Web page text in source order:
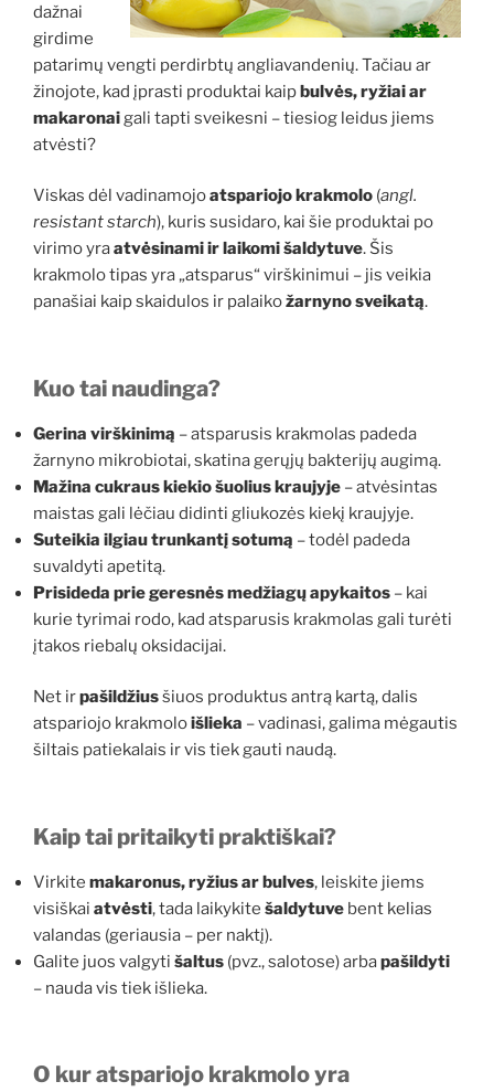
dažnai
girdime
patarimų vengti perdirbtų angliavandenių. Tačiau ar
žinojote, kad įprasti produktai kaipbulvės, ryžiai ar
makaronaigali tapti sveikesni – tiesiog leidus jiems
atvėsti?
Viskas dėl vadinamojoatspariojo krakmolo (angl.
resistant starch), kuris susidaro, kai šie produktai po
virimo yraatvėsinami ir laikomi šaldytuve. Šis
krakmolo tipas yra „atsparus“ virškinimui – jis veikia
panašiai kaip skaidulos ir palaikožarnyno sveikatą.
Kuo tai naudinga?
Gerina virškinimą – atsparusis krakmolas padeda
žarnyno mikrobiotai, skatina gerųjų bakterijų augimą.
Mažina cukraus kiekio šuolius kraujyje – atvėsintas
maistas gali lėčiau didinti gliukozės kiekį kraujyje.
Suteikia ilgiau trunkantį sotumą – todėl padeda
suvaldyti apetitą.
Prisideda prie geresnės medžiagų apykaitos – kai
kurie tyrimai rodo, kad atsparusis krakmolas gali turėti
įtakos riebalų oksidacijai.
Net irpašildžiusšiuos produktus antrą kartą, dalis
atspariojo krakmoloišlieka – vadinasi, galima mėgautis
šiltais patiekalais ir vis tiek gauti naudą.
Kaip tai pritaikyti praktiškai?
Virkite makaronus, ryžius ar bulves, leiskite jiems
visiškai atvėsti, tada laikykite šaldytuve bent kelias
valandas (geriausia – per naktį).
Galite juos valgyti šaltus (pvz., salotose) arbapašildyti
– nauda vis tiek išlieka.
O kuratspariojo krakmoloyra